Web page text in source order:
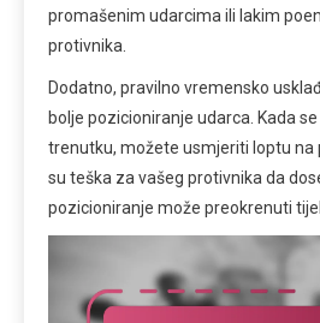
promašenim udarcima ili lakim
protivnika.
Dodatno, pravilno vremensko
bolje pozicioniranje udarca. Kada
trenutku, možete usmjeriti loptu na
su teška za vašeg protivnika da
pozicioniranje može preokrenuti